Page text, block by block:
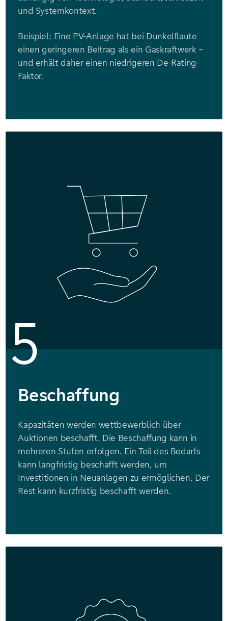
und Systemkontext.
Beispiel: Eine PV-Anlage hat bei Dunkelflaute
einen geringeren Beitrag als ein Gaskraftwerk –
und erhält daher einen niedrigeren De-Rating-
Faktor.
5
Beschaffung
Kapazitäten werden wettbewerblich über
Auktionen beschafft. Die Beschaffung kann in
mehreren Stufen erfolgen. Ein Teil des Bedarfs
kann langfristig beschafft werden, um
Investitionen in Neuanlagen zu ermöglichen. Der
Rest kann kurzfristig beschafft werden.